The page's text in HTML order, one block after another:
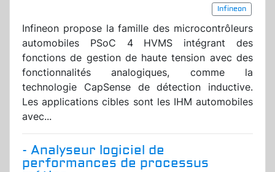
Infineon
Infineon propose la famille des microcontrôleurs
automobiles PSoC 4 HVMS intégrant des
fonctions de gestion de haute tension avec des
fonctionnalités analogiques, comme la
technologie CapSense de détection inductive.
Les applications cibles sont les IHM automobiles
avec...
- Analyseur logiciel de
performances de processus